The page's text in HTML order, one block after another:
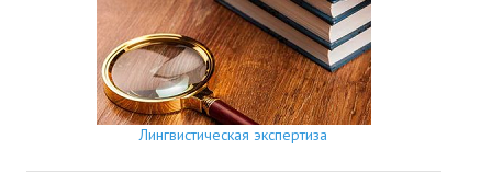
Лингвистическая экспертиза